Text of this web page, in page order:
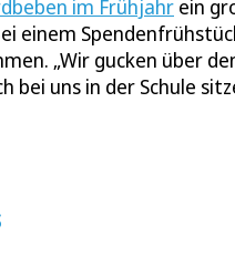
im Frühjahr ein
einem
„Wir gucken über
bei uns in der Schule